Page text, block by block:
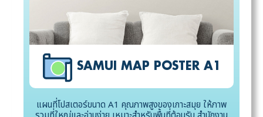
SAMUI MAP POSTER A1
แผนที่โปสเตอร์ขนาด A1 คุณภาพสูงของเกาะสมุย ให้ภาพ